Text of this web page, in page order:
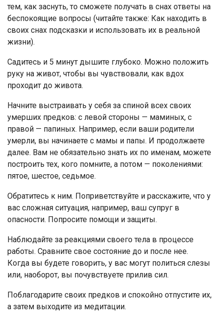
тем, как заснуть, то сможете получать в снах ответы на
беспокоящие вопросы (читайте также: Как находить в
своих снах подсказки и использовать их в реальной
жизни).
Садитесь и 5 минут дышите глубоко. Можно положить
руку на живот, чтобы вы чувствовали, как вдох
проходит до живота.
Начните выстраивать у себя за спиной всех своих
умерших предков: с левой стороны — маминых, с
правой — папиных. Например, если ваши родители
умерли, вы начинаете с мамы и папы. И продолжаете
далее. Вам не обязательно знать их по именам, можете
построить тех, кого помните, а потом — поколениями:
пятое, шестое, седьмое.
Обратитесь к ним. Поприветствуйте и расскажите, что у
вас сложная ситуация, например, ваш супруг в
опасности. Попросите помощи и защиты.
Наблюдайте за реакциями своего тела в процессе
работы. Сравните свое состояние до и после нее.
Когда вы будете говорить, у вас могут политься слезы
или, наоборот, вы почувствуете прилив сил.
Поблагодарите своих предков и спокойно отпустите их,
а затем выходите из медитации.